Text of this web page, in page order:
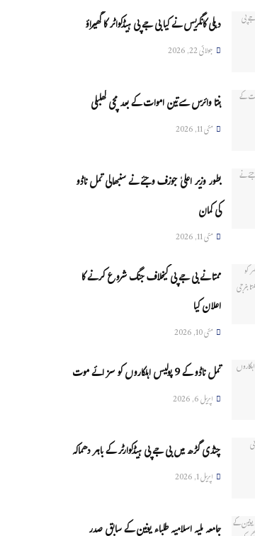
دہلی کانگریس نے کیا بی جے پی ہیڈکواٹر کا گھیراؤ
جولائی 22, 2026
ہنتا وائرس سےتین اموات کے بعد مچی کھلبلی
مئی 11, 2026
بطور وزیر اعلیٰ جوزف وجئے نے سنبھالی تمل ناڈو
کی کمان
مئی 11, 2026
ممتا نے بی جے پی کیخلاف جنگ شروع کرنے کا
اعلان کیا
مئی 10, 2026
تمل ناڈو کے 9 پولیس اہلکاروں کو سزائے موت
اپریل 6, 2026
چنڈی گڑھ میں بی جے پی ہیڈکوارٹر کے باہر دھماکہ
اپریل 1, 2026